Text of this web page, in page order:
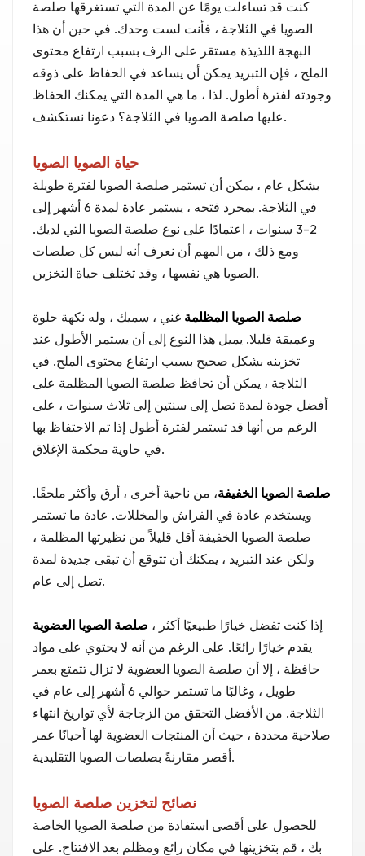
كنت قد تساءلت يومًا عن المدة التي تستغرقها صلصة
الصويا في الثلاجة ، فأنت لست وحدك. في حين أن هذا
البهجة اللذيذة مستقر على الرف بسبب ارتفاع محتوى
الملح ، فإن التبريد يمكن أن يساعد في الحفاظ على ذوقه
وجودته لفترة أطول. لذا ، ما هي المدة التي يمكنك الحفاظ
عليها صلصة الصويا في الثلاجة؟ دعونا نستكشف.
حياة الصويا الصويا
بشكل عام ، يمكن أن تستمر صلصة الصويا لفترة طويلة
في الثلاجة. بمجرد فتحه ، يستمر عادة لمدة 6 أشهر إلى
2-3 سنوات ، اعتمادًا على نوع صلصة الصويا التي لديك.
ومع ذلك ، من المهم أن نعرف أنه ليس كل صلصات
الصويا هي نفسها ، وقد تختلف حياة التخزين.
صلصة الصويا المظلمة غني ، سميك ، وله نكهة حلوة
وعميقة قليلا. يميل هذا النوع إلى أن يستمر الأطول عند
تخزينه بشكل صحيح بسبب ارتفاع محتوى الملح. في
الثلاجة ، يمكن أن تحافظ صلصة الصويا المظلمة على
أفضل جودة لمدة تصل إلى سنتين إلى ثلاث سنوات ، على
الرغم من أنها قد تستمر لفترة أطول إذا تم الاحتفاظ بها
في حاوية محكمة الإغلاق.
صلصة الصويا الخفيفة، من ناحية أخرى ، أرق وأكثر ملحقًا.
ويستخدم عادة في الفراش والمخللات. عادة ما تستمر
صلصة الصويا الخفيفة أقل قليلاً من نظيرتها المظلمة ،
ولكن عند التبريد ، يمكنك أن تتوقع أن تبقى جديدة لمدة
تصل إلى عام.
إذا كنت تفضل خيارًا طبيعيًا أكثر ، صلصة الصويا العضوية
يقدم خيارًا رائعًا. على الرغم من أنه لا يحتوي على مواد
حافظة ، إلا أن صلصة الصويا العضوية لا تزال تتمتع بعمر
طويل ، وغالبًا ما تستمر حوالي 6 أشهر إلى عام في
الثلاجة. من الأفضل التحقق من الزجاجة لأي تواريخ انتهاء
صلاحية محددة ، حيث أن المنتجات العضوية لها أحيانًا عمر
أقصر مقارنةً بصلصات الصويا التقليدية.
نصائح لتخزين صلصة الصويا
للحصول على أقصى استفادة من صلصة الصويا الخاصة
بك ، قم بتخزينها في مكان رائع ومظلم بعد الافتتاح. على